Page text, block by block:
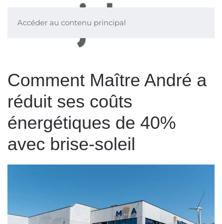
Accéder au contenu principal
Comment Maître André a
réduit ses coûts
énergétiques de 40%
avec brise-soleil